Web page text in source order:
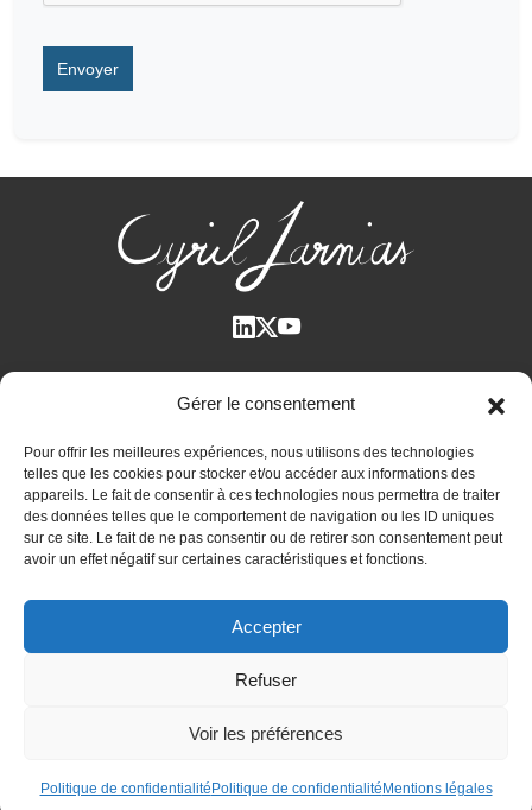
Gérer le consentement
Pour offrir les meilleures expériences, nous utilisons des technologies
telles que les cookies pour stocker et/ou accéder aux informations des
appareils. Le fait de consentir à ces technologies nous permettra de traiter
des données telles que le comportement de navigation ou les ID uniques
sur ce site. Le fait de ne pas consentir ou de retirer son consentement peut
avoir un effet négatif sur certaines caractéristiques et fonctions.
Accepter
Refuser
Voir les préférences
Politique de confidentialité Politique de confidentialité Mentions légales
Plan des articles
Cyril Jarnias dans la Presse
Contactez-moi
Immobilier international
Mentions légales -
Politique de confidentialité
51 45 90 38
contact@cyriljarnias.fr